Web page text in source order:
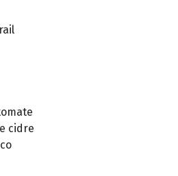
cidre